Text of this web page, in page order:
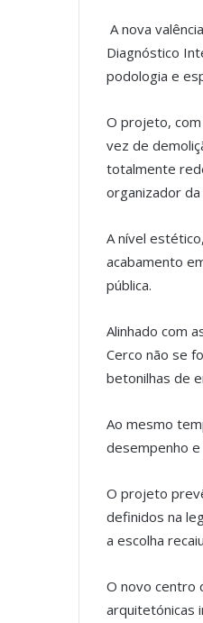
A nova
Diagnóstico
podologia e
O projeto,
vez de
totalmente
organizador
A nível
acabamento
pública.
Alinhado com
Cerco não se
betonilhas de
Ao mesmo
desempenho
O projeto
definidos na
a escolha
O novo centro
arquitetónicas